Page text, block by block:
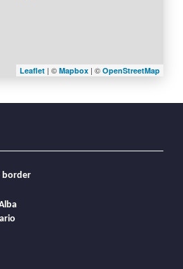
Leaflet| © Mapbox | © OpenStreetMap
border